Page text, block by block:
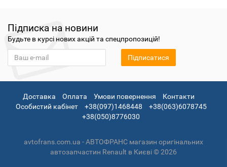
Підписка на новини
Будьте в курсі нових акцій та спецпропозицій!
Підписатися
Доставка Оплата Умови повернення
Контакти
Особистий кабінет
+38(097)1468448
+38(063)6078745
+38(050)8776030
avtofrans.com.ua - АВТОФРАНС магазин оригінальних
автозапчастин Renault в Києві © 2026